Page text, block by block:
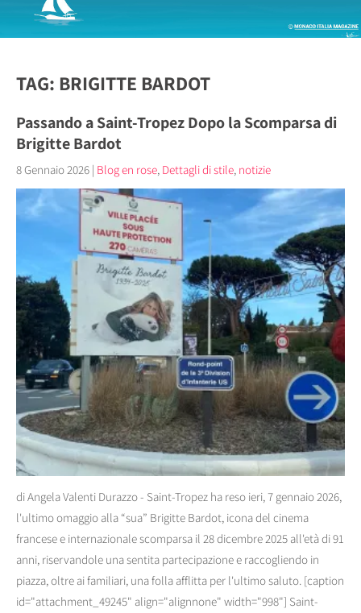
TAG: BRIGITTE BARDOT
Passando a Saint-Tropez Dopo la Scomparsa di
Brigitte Bardot
8 Gennaio 2026 | Blog en rose, Dettagli di stile, notizie
di Angela Valenti Durazzo - Saint-Tropez ha reso ieri, 7 gennaio 2026,
l'ultimo omaggio alla “sua” Brigitte Bardot, icona del cinema
francese e internazionale scomparsa il 28 dicembre 2025 all'età di 91
anni, riservandole una sentita partecipazione e raccogliendo in
piazza, oltre ai familiari, una folla afflitta per l'ultimo saluto. [caption
id="attachment_49245" align="alignnone" width="998"] Saint-